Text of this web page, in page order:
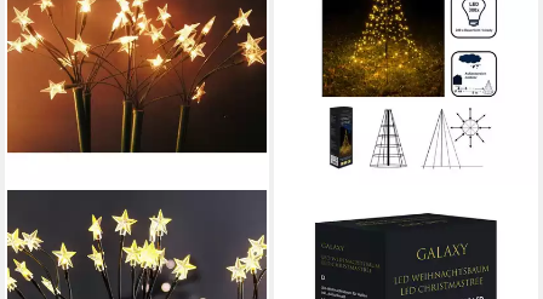
STAR-MAX
LED Gartenleuchte FHS LED
Sternenstäbe: 30 Sterne, 5
Künstlicher Weihnachtsbaum
Galaxy LED-Tannenbaum 200